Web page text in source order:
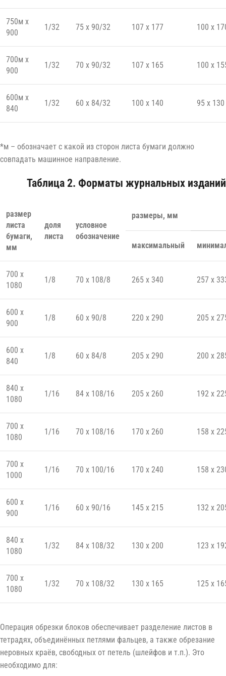
750м x
900
1/32 75 x 90/32 107 x 177 100 x
700м x
900
1/32 70 x 90/32 107 x 165 100 x
600м x
840
1/32 60 x 84/32 100 x 140 95 x 130
*м – обозначает с какой из сторон листа бумаги должно
совпадать машинное направление.
Таблица 2. Форматы журнальных изданий
размер
листа
бумаги,
мм
доля
листа
условное
обозначение
размеры, мм
максимальный
700 x
1080
1/8 70 x 108/8 265 x 340 257 x
600 x
900
1/8 60 x 90/8 220 x 290 205 x
600 x
840
1/8 60 x 84/8 205 x 290 200 x
840 x
1080
1/16 84 x 108/16 205 x 260 192 x
700 x
1080
1/16 70 x 108/16 170 x 260 158 x
700 x
1000
1/16 70 x 100/16 170 x 240 158 x
600 x
900
1/16 60 x 90/16 145 x 215 132 x
840 x
1080
1/32 84 x 108/32 130 x 200 123 x
700 x
1080
1/32 70 x 108/32 130 x 165 125 x
Операция обрезки блоков обеспечивает разделение листов в
тетрадях, объединённых петлями фальцев, а также обрезание
неровных краёв, свободных от петель (шлейфов и т.п.). Это
необходимо для: